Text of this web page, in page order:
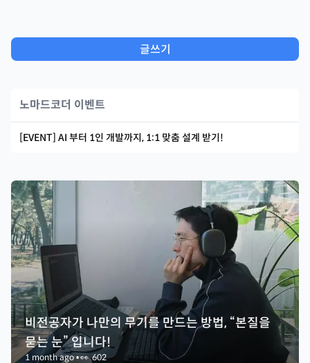
글쓰기
노마드코더 이벤트
[EVENT] AI 부터 1인 개발까지, 1:1 맞춤 설계 받기!
비전공자가 나만의 무기를 만드는 방법, “본질을
묻는 눈” 입니다!
1 month ago•👀602